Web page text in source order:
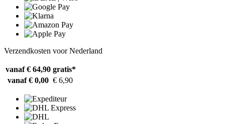
Verzendkosten voor Nederland
vanaf € 64,90 gratis*
vanaf € 0,00 € 6,90